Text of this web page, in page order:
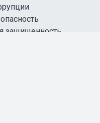
защищенность